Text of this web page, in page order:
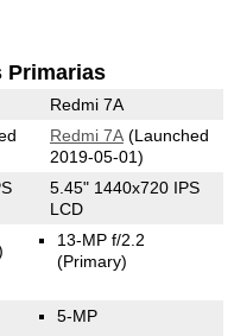
Primarias
Redmi 7A
Redmi 7A(Launched
2019-05-01)
5.45" 1440x720 IPS
LCD
13-MP f/2.2
(Primary)
5-MP